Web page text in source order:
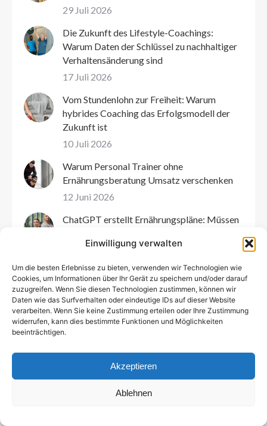
Einwilligung verwalten
Um die besten Erlebnisse zu bieten, verwenden wir Technologien wie
Cookies, um Informationen über Ihr Gerät zu speichern und/oder darauf
zuzugreifen. Wenn Sie diesen Technologien zustimmen, können wir
Daten wie das Surfverhalten oder eindeutige IDs auf dieser Website
verarbeiten. Wenn Sie keine Zustimmung erteilen oder Ihre Zustimmung
widerrufen, kann dies bestimmte Funktionen und Möglichkeiten
beeinträchtigen.
Akzeptieren
Ablehnen
29 Juli 2026
Die Zukunft des Lifestyle-Coachings:
Warum Daten der Schlüssel zu nachhaltiger
Verhaltensänderung sind
17 Juli 2026
Vom Stundenlohn zur Freiheit: Warum
hybrides Coaching das Erfolgsmodell der
Zukunft ist
10 Juli 2026
Warum Personal Trainer ohne
Ernährungsberatung Umsatz verschenken
12 Juni 2026
ChatGPT erstellt Ernährungspläne: Müssen
5 Juni 2026
KI in der Ernährungsberatung: Ersetzt
Technologie bald den Ernährungsberater
oder Coach?
27 Mai 2026
anbieten? So geht’s ohne zusätzliche Arbeit
22 Mai 2026
Die Evolution des Coachings: Warum Micro